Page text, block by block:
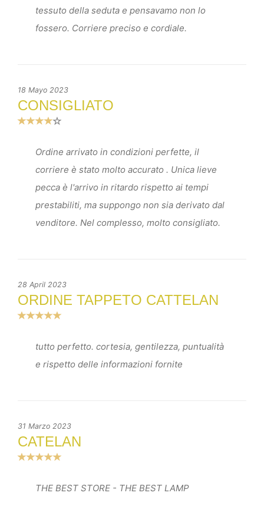
tessuto della seduta e pensavamo non lo
fossero. Corriere preciso e cordiale.
18 Mayo 2023
CONSIGLIATO
Ordine arrivato in condizioni perfette, il
corriere è stato molto accurato . Unica lieve
pecca è l'arrivo in ritardo rispetto ai tempi
prestabiliti, ma suppongo non sia derivato dal
venditore. Nel complesso, molto consigliato.
28 April 2023
ORDINE TAPPETO CATTELAN
tutto perfetto. cortesia, gentilezza, puntualità
e rispetto delle informazioni fornite
31 Marzo 2023
CATELAN
THE BEST STORE - THE BEST LAMP